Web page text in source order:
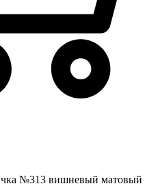
№313 вишневый матовый